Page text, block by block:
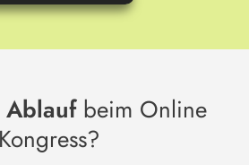
Ablaufbeim Online
Kongress?